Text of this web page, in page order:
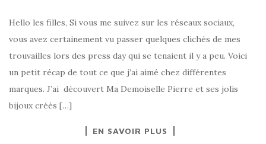
Hello les filles, Si vous me suivez sur les réseaux sociaux,
vous avez certainement vu passer quelques clichés de mes
trouvailles lors des press day qui se tenaient il y a peu. Voici
un petit récap de tout ce que j’ai aimé chez différentes
marques. J’ai découvert Ma Demoiselle Pierre et ses jolis
bijoux créés […]
EN SAVOIR PLUS